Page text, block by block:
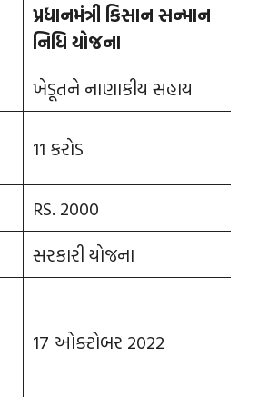
પ્રધાનમંત્રી કિસાન સન્માન
નિધિ યોજના
ખેડૂતને નાણાકીય સહાય
11 કરોડ
RS. 2000
સરકારી યોજના
17 ઓક્ટોબર 2022